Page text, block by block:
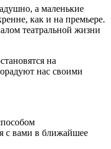
а маленькие
как и на премьере.
театральной жизни
на
нас своими
с вами в ближайшее